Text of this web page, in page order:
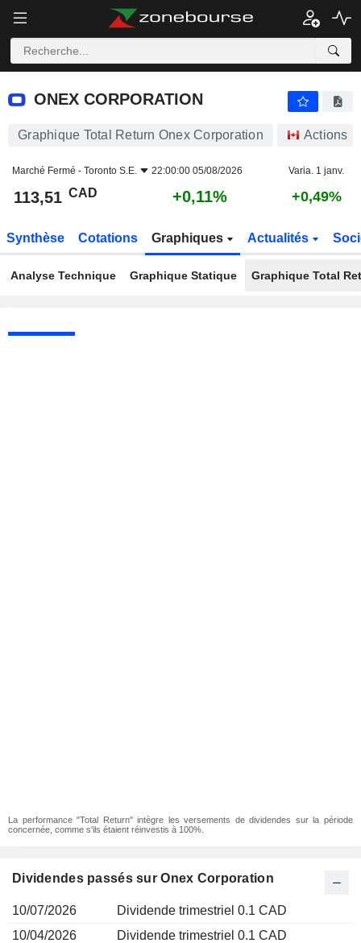
ONEX CORPORATION
ONEX CORPORATION
Graphique Total Return Onex Corporation Actions
Marché Fermé - Toronto S.E. 22:00:00 05/08/2026 Varia. 1 janv.
113,51 CAD +0,11% +0,49%
Synthèse Cotations Graphiques Actualités
Analyse Technique Graphique Statique Graphique Total
La performance "Total Return" intègre les versements de dividendes sur la période
concernée, comme s'ils étaient réinvestis à 100%.
Dividendes passés sur Onex Corporation
10/07/2026
Dividende trimestriel 0.1 CAD
10/04/2026
Dividende trimestriel 0.1 CAD